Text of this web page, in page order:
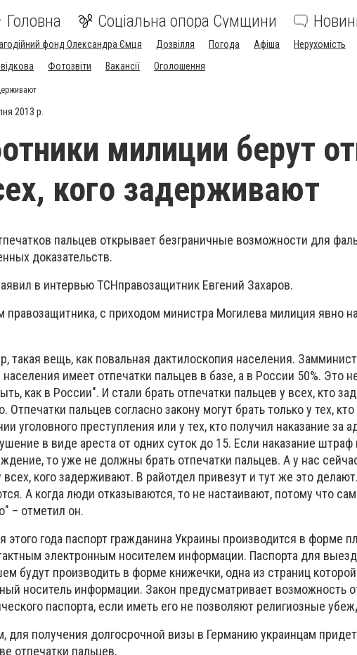
Головна Соціальна опора Сумщини
фонд Олександра Ємця Дозвілля Погода Афіша Нерухомість
Фотозвіти Вакансії Оголошення
2013 р.
милиции берут
кого задерживают
пальцев открывает безграничные возможности для
доказательств.
в интервью ТСНправозащитник Евгений Захаров.
правозащитника, с приходом министра Могилева милиция явно
такая вещь, как повальная дактилоскопия населения.
населения имеет отпечатки пальцев в базе, а в России 50%. Это
как в России". И стали брать отпечатки пальцев у всех, кто
Отпечатки пальцев согласно закону могут брать только у тех,
уголовного преступления или у тех, кто получил наказание за
в виде ареста от одних суток до 15. Если наказание штраф
то уже не должны брать отпечатки пальцев. А у нас
всех, кого задерживают. В райотдел привезут и тут же это
А когда люди отказываются, то не настаивают, потому что
– отметил он.
этого года паспорт гражданина Украины производится в форме
электронным носителем информации. Паспорта для
будут производить в форме книжечки, одна из страниц
носитель информации. Закон предусматривает возможность
паспорта, если иметь его не позволяют религиозные
для получения долгосрочной визы в Германию украинцам
отпечатки пальцев.